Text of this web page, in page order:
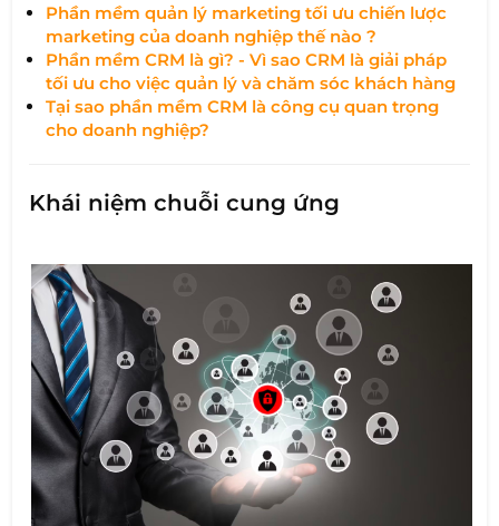
Phần mềm quản lý marketing tối ưu chiến lược
marketing của doanh nghiệp thế nào ?
Phần mềm CRM là gì? - Vì sao CRM là giải pháp
tối ưu cho việc quản lý và chăm sóc khách hàng
Tại sao phần mềm CRM là công cụ quan trọng
cho doanh nghiệp?
Khái niệm chuỗi cung ứng